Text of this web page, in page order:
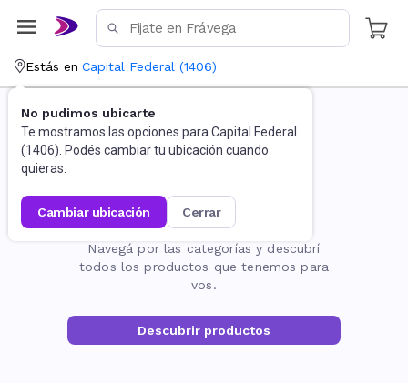
Estás en Capital Federal (1406)
No pudimos ubicarte
Te mostramos las opciones para Capital Federal
(1406). Podés cambiar tu ubicación cuando
quieras.
cambiar ubicación cerrar
La página no existe
Navegá por las categorías y descubrí
todos los productos que tenemos para
vos.
Descubrir productos